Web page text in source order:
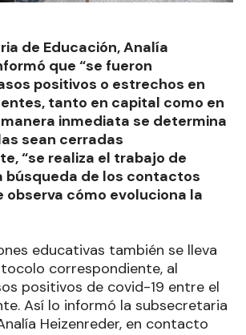
de Educación, Analía
que “se fueron
positivos o estrechos en
tanto en capital como en
manera inmediata se determina
sean cerradas
“se realiza el trabajo de
búsqueda de los contactos
observa cómo evoluciona la
educativas también se lleva
correspondiente, al
positivos de covid-19 entre el
Así lo informó la subsecretaria
Heizenreder, en contacto